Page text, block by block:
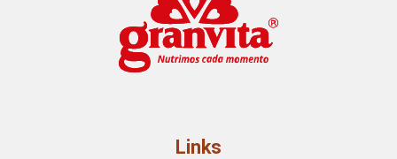
Links